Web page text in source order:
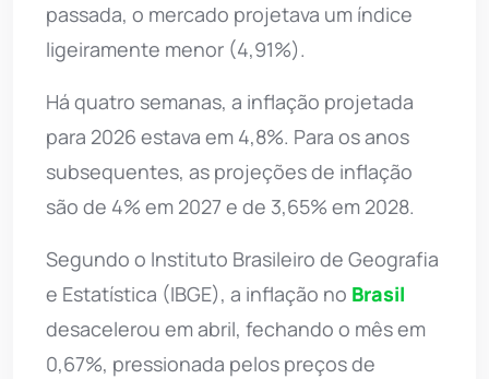
passada, o mercado projetava um índice
ligeiramente menor (4,91%).
Há quatro semanas, a inflação projetada
para 2026 estava em 4,8%. Para os anos
subsequentes, as projeções de inflação
são de 4% em 2027 e de 3,65% em 2028.
Segundo o Instituto Brasileiro de Geografia
e Estatística (IBGE), a inflação no Brasil
desacelerou em abril, fechando o mês em
0,67%, pressionada pelos preços de